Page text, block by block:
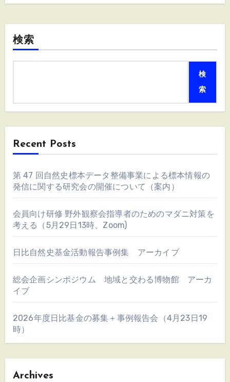
検索
検
索
Recent Posts
第 47 回自然史標本データ整備事業による標本情報の
発信に関する研究会の開催について（案内）
会員向け研修 野外観察会指導者のためのマダニ対策を
考える（5月29日13時、Zoom)
日比自然史基金活動報告事例集 アーカイブ
総会企画シンポジウム 地域と交わる博物館 アーカ
イブ
2026年度日比基金の募集＋事例報告会（4月23日19
時）
Archives